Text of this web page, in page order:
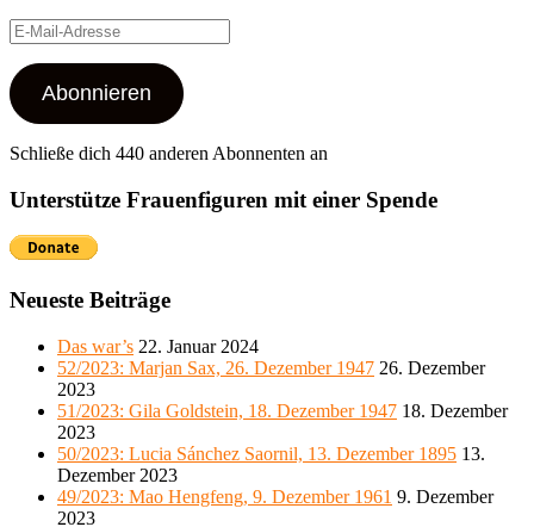
E-
Mail-
Adresse
Abonnieren
Schließe dich 440 anderen Abonnenten an
Unterstütze Frauenfiguren mit einer Spende
Neueste Beiträge
Das war’s 22. Januar 2024
52/2023: Marjan Sax, 26. Dezember 1947 26. Dezember
2023
51/2023: Gila Goldstein, 18. Dezember 1947 18. Dezember
2023
50/2023: Lucia Sánchez Saornil, 13. Dezember 1895 13.
Dezember 2023
49/2023: Mao Hengfeng, 9. Dezember 1961 9. Dezember
2023